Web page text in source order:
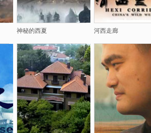
神秘的西夏 河西走廊